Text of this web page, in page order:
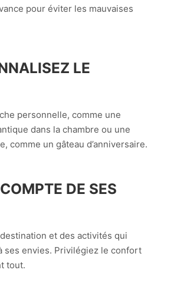
pour éviter les mauvaises
LE
personnelle, comme une
dans la chambre ou une
comme un gâteau d’anniversaire.
DE SES
et des activités qui
ses envies. Privilégiez le confort
tout.